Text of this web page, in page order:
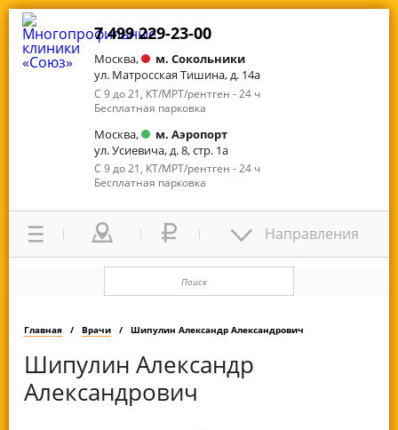
7 499 229-23-00
Москва,
м. Сокольники
ул. Матросская Тишина, д. 14а
С 9 до 21, КТ/МРТ/рентген - 24 ч
Бесплатная парковка
Москва,
м. Аэропорт
ул. Усиевича, д. 8, стр. 1а
С 9 до 21, КТ/МРТ/рентген - 24 ч
Бесплатная парковка
Направления
Главная Врачи Шипулин Александр Александрович
Шипулин Александр
Александрович